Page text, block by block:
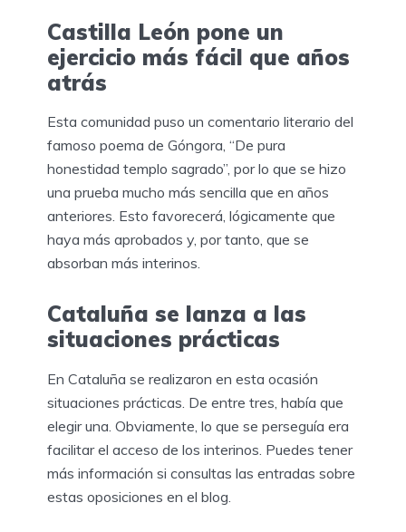
Castilla León pone un
ejercicio más fácil que años
atrás
Esta comunidad puso un comentario literario del
famoso poema de Góngora, “De pura
honestidad templo sagrado”, por lo que se hizo
una prueba mucho más sencilla que en años
anteriores. Esto favorecerá, lógicamente que
haya más aprobados y, por tanto, que se
absorban más interinos.
Cataluña se lanza a las
situaciones prácticas
En Cataluña se realizaron en esta ocasión
situaciones prácticas. De entre tres, había que
elegir una. Obviamente, lo que se perseguía era
facilitar el acceso de los interinos. Puedes tener
más información si consultas las entradas sobre
estas oposiciones en el blog.